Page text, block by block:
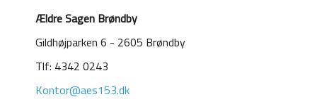
Ældre Sagen Brøndby
Gildhøjparken 6 - 2605 Brøndby
Tlf: 4342 0243
Kontor@aes153.dk